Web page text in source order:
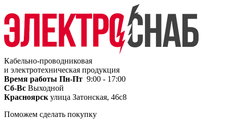
Кабельно-проводниковая
и электротехническая продукция
Время работы Пн-Пт 9:00 - 17:00
Сб-Вс Выходной
Красноярск улица Затонская, 46с8
Поможем сделать покупку